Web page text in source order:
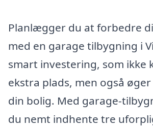
Planlægger du at forbedre
med en garage tilbygning i
smart investering, som ikke
ekstra plads, men også
din bolig. Med garage-
du nemt indhente tre